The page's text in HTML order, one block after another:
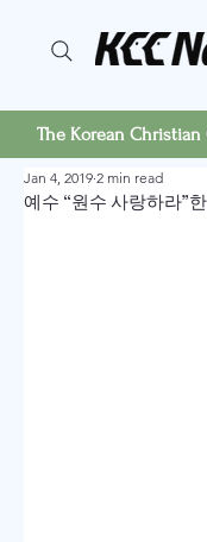
The Korean
예수 “원수 사랑하라”
Jan 4, 2019 2 min read